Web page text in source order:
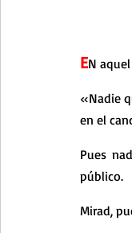
Taller de oración
Meditaciones
EN
«Nadie
en el
Pues
público.
Mirad,